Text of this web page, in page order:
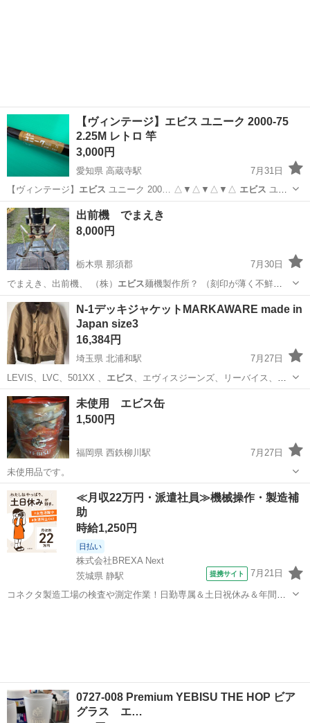
【ヴィンテージ】エビス ユニーク 2000-75
2.25M レトロ 竿
3,000円
愛知県 高蔵寺駅
7月31日
【ヴィンテージ】 エビス ユニーク 200… △▼△▼△▼△ エビス ユニ
ーク 200… ブランド名:エビス品名・型番: ユ…
愛知 名古屋市 高蔵寺駅 その他
出前機 でまえき
8,000円
栃木県 那須郡
7月30日
でまえき、出前機、 （株） エビス麺機製作所？ （刻印が薄く不鮮
明）、…
栃木 那須郡 その他
N-1デッキジャケットMARKAWARE made in
Japan size3
16,384円
埼玉県 北浦和駅
7月27日
エビス 、エヴィスジーンズ、リーバイス、サ
ンサ…
埼玉 さいたま市 北浦和駅
フライトジャケット
未使用 エビス缶
1,500円
福岡県 西鉄柳川駅
7月27日
未使用品です。
福岡 柳川市 西鉄柳川駅 その他 エビス
≪月収22万円・派遣社員≫機械操作・製造補
助
時給1,250円
日払い
株式会社BREXA Next
茨城県 静駅
提携サイト 7月21日
コネクタ製造工場の検査や測定作業！日勤専属＆土日祝休み＆年間休
0727-008 Premium YEBISU THE HOP ビア
グラス エ…